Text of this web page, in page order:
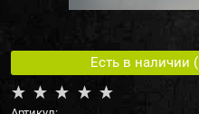
Есть в наличии (